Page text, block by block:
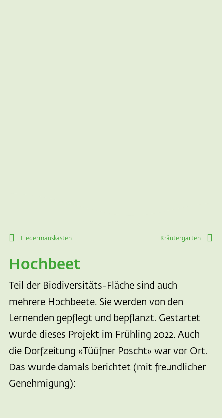
Fledermauskasten Kräutergarten
Hochbeet
Teil der Biodiversitäts-Fläche sind auch
mehrere Hochbeete. Sie werden von den
Lernenden gepflegt und bepflanzt. Gestartet
wurde dieses Projekt im Frühling 2022. Auch
die Dorfzeitung «Tüüfner Poscht» war vor Ort.
Das wurde damals berichtet (mit freundlicher
Genehmigung):